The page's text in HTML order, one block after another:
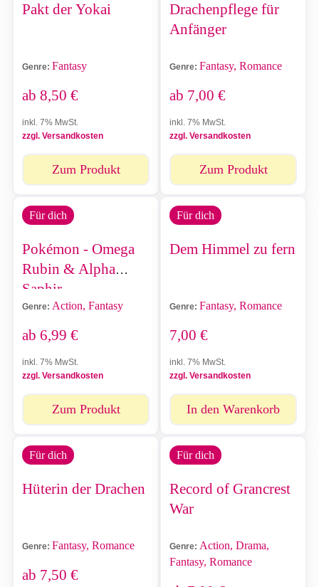
Pakt der Yokai
Genre: Fantasy
ab 8,50 €
inkl. 7% MwSt.
zzgl. Versandkosten
Zum Produkt
Drachenpflege für
Anfänger
Genre: Fantasy, Romance
ab 7,00 €
inkl. 7% MwSt.
zzgl. Versandkosten
Zum Produkt
Für dich
Pokémon - Omega
Rubin & Alpha
Saphir
Genre: Action, Fantasy
ab 6,99 €
inkl. 7% MwSt.
zzgl. Versandkosten
Zum Produkt
Für dich
Dem Himmel zu fern
Genre: Fantasy, Romance
7,00 €
inkl. 7% MwSt.
zzgl. Versandkosten
In den Warenkorb
Für dich
Hüterin der Drachen
Genre: Fantasy, Romance
ab 7,50 €
Für dich
Record of Grancrest
War
Genre: Action, Drama,
Fantasy, Romance